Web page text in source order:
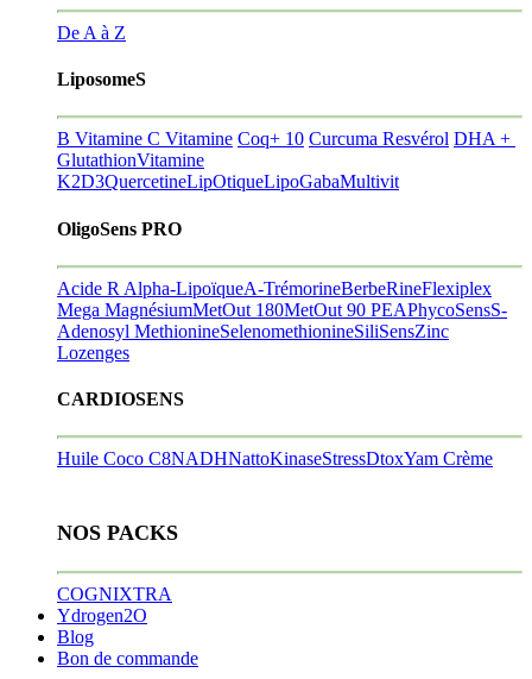
De A à Z
LiposomeS
B Vitamine C Vitamine Coq+ 10 Curcuma Resvérol DHA +
GlutathionVitamine
K2D3QuercetineLipOtiqueLipoGabaMultivit
OligoSens PRO
Acide R Alpha-LipoïqueA-TrémorineBerbeRineFlexiplex
Mega MagnésiumMetOut 180MetOut 90 PEAPhycoSensS-
Adenosyl MethionineSelenomethionineSiliSensZinc
Lozenges
CARDIOSENS
Huile Coco C8NADHNattoKinaseStressDtoxYam Crème
NOS PACKS
COGNIXTRA
Ydrogen2O
Blog
Bon de commande